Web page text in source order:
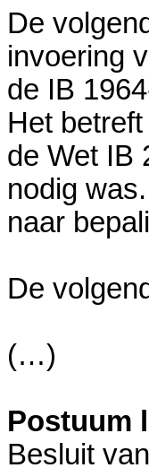
De
invoering
de IB
Het
de Wet IB
nodig
naar
De
(…)
Postuum
Besluit